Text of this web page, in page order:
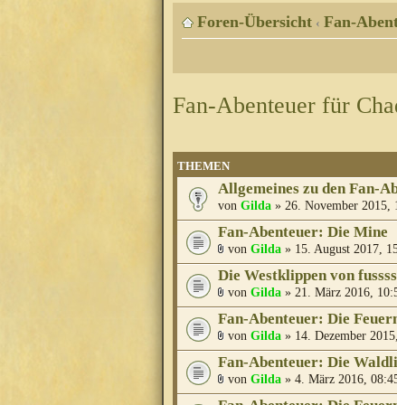
Foren-Übersicht ‹ Fan-
Fan-Abenteuer für
THEMEN
Allgemeines zu den Fan-
von Gilda » 26. November 2015,
Fan-Abenteuer: Die Mine
von Gilda » 15. August 2017,
Die Westklippen von
von Gilda » 21. März 2016,
Fan-Abenteuer: Die
von Gilda » 14. Dezember
Fan-Abenteuer: Die
von Gilda » 4. März 2016,